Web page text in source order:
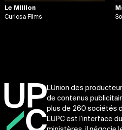
Le Million
Curiosa Films
L’Union des
de contenus
plus de 260 sociétés
L’UPC est l’interface